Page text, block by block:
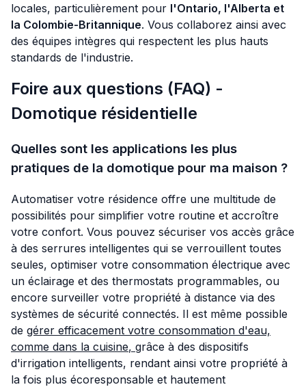
locales, particulièrement pour l'Ontario, l'Alberta et
la Colombie-Britannique. Vous collaborez ainsi avec
des équipes intègres qui respectent les plus hauts
standards de l'industrie.
Foire aux questions (FAQ) -
Domotique résidentielle
Quelles sont les applications les plus
pratiques de la domotique pour ma maison ?
Automatiser votre résidence offre une multitude de
possibilités pour simplifier votre routine et accroître
votre confort. Vous pouvez sécuriser vos accès grâce
à des serrures intelligentes qui se verrouillent toutes
seules, optimiser votre consommation électrique avec
un éclairage et des thermostats programmables, ou
encore surveiller votre propriété à distance via des
systèmes de sécurité connectés. Il est même possible
de gérer efficacement votre consommation d'eau,
comme dans la cuisine, grâce à des dispositifs
d'irrigation intelligents, rendant ainsi votre propriété à
la fois plus écoresponsable et hautement